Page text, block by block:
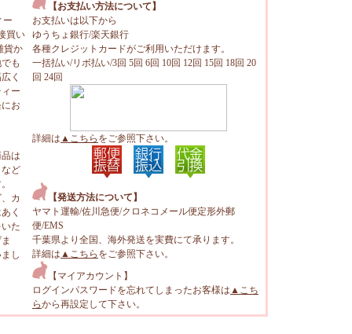
ー
買い
貨か
も
く
ー
お
は
ど
カ
く
た
し
【お支払い方法について】
お支払いは以下から
ゆうちょ銀行/楽天銀行
各種クレジットカードがご利用いただけます。
一括払い/リボ払い/3回 5回 6回 10回 12回 15回 18回 20
回 24回
詳細は ▲こちら をご参照下さい。
【発送方法について】
ヤマト運輸/佐川急便/クロネコメール便定形外郵
便/EMS
千葉県より全国、海外発送を実費にて承ります。
詳細は ▲こちら をご参照下さい。
【マイアカウント】
ログインパスワードを忘れてしまったお客様は ▲こち
らから再設定して下さい。